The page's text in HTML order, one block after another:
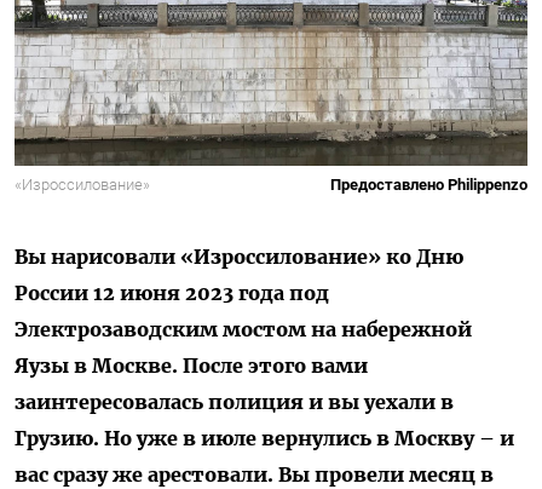
«Изроссилование» Предоставлено Philippenzo
Вы нарисовали «Изроссилование» ко Дню
России 12 июня 2023 года под
Электрозаводским мостом на набережной
Яузы в Москве. После этого вами
заинтересовалась полиция и вы уехали в
Грузию. Но уже в июле вернулись в Москву – и
вас сразу же арестовали. Вы провели месяц в